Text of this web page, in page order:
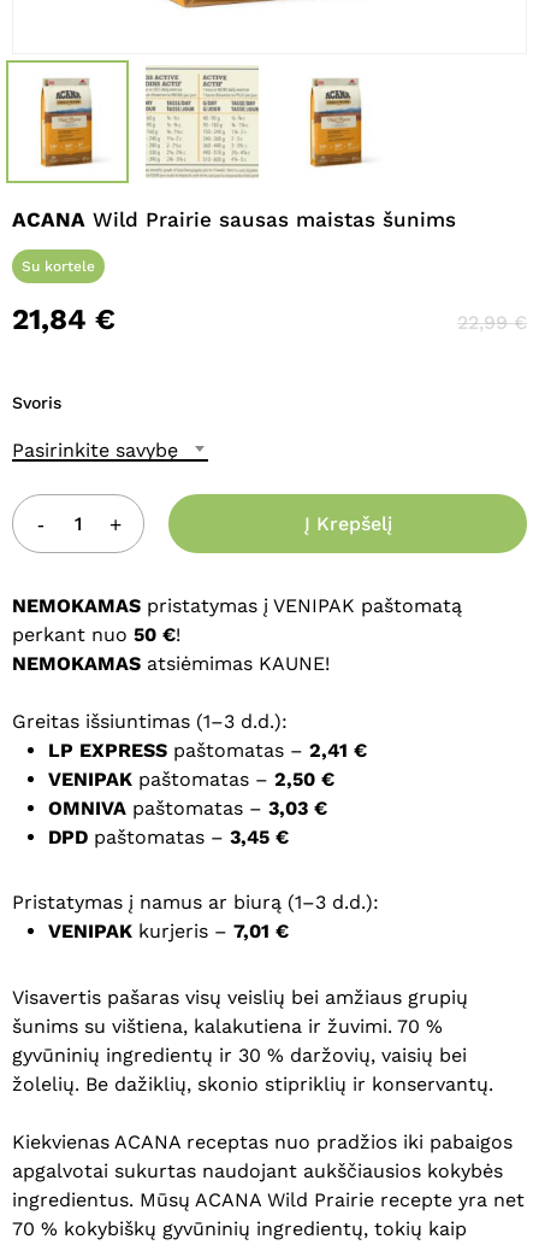
ACANA Wild Prairie sausas maistas šunims
Su kortele
21,84 € 22,99€
Svoris
Pasirinkite savybę
Į Krepšelį
NEMOKAMAS pristatymas į VENIPAK paštomatą
perkant nuo 50 €!
NEMOKAMAS atsiėmimas KAUNE!
Greitas išsiuntimas (1–3 d.d.):
LP EXPRESS paštomatas – 2,41 €
VENIPAK paštomatas – 2,50 €
OMNIVA paštomatas – 3,03 €
DPD paštomatas – 3,45 €
Pristatymas į namus ar biurą (1–3 d.d.):
VENIPAK kurjeris – 7,01 €
Visavertis pašaras visų veislių bei amžiaus grupių
šunims su vištiena, kalakutiena ir žuvimi. 70 %
gyvūninių ingredientų ir 30 % daržovių, vaisių bei
žolelių. Be dažiklių, skonio stipriklių ir konservantų.
Kiekvienas ACANA receptas nuo pradžios iki pabaigos
apgalvotai sukurtas naudojant aukščiausios kokybės
ingredientus. Mūsų ACANA Wild Prairie recepte yra net
70 % kokybiškų gyvūninių ingredientų, tokių kaip
El. paštas*